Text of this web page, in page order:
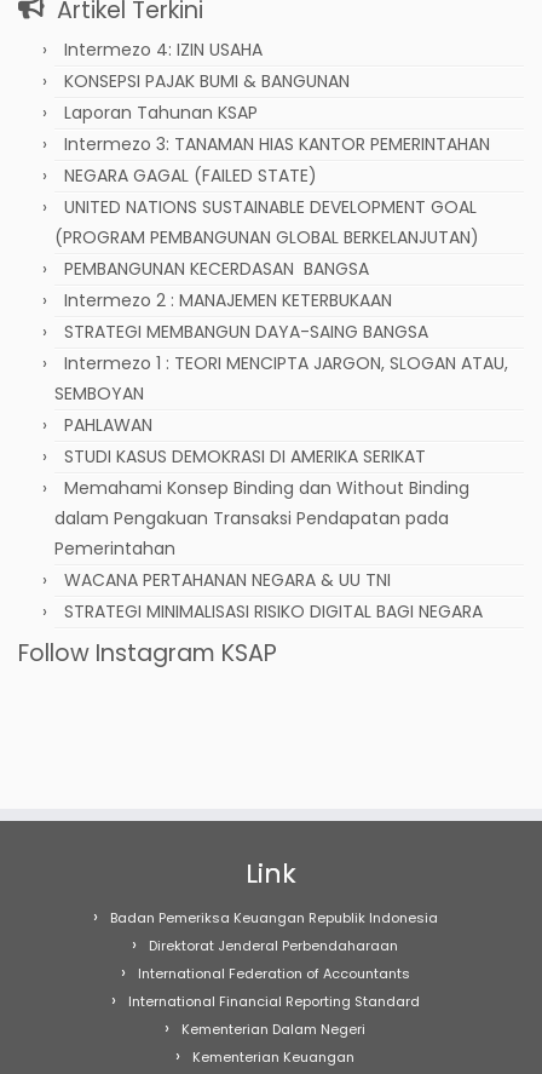
Artikel Terkini
Intermezo 4: IZIN USAHA
KONSEPSI PAJAK BUMI & BANGUNAN
Laporan Tahunan KSAP
Intermezo 3: TANAMAN HIAS KANTOR PEMERINTAHAN
NEGARA GAGAL (FAILED STATE)
UNITED NATIONS SUSTAINABLE DEVELOPMENT GOAL
(PROGRAM PEMBANGUNAN GLOBAL BERKELANJUTAN)
PEMBANGUNAN KECERDASAN BANGSA
Intermezo 2 : MANAJEMEN KETERBUKAAN
STRATEGI MEMBANGUN DAYA-SAING BANGSA
Intermezo 1 : TEORI MENCIPTA JARGON, SLOGAN ATAU,
SEMBOYAN
PAHLAWAN
STUDI KASUS DEMOKRASI DI AMERIKA SERIKAT
Memahami Konsep Binding dan Without Binding
dalam Pengakuan Transaksi Pendapatan pada
Pemerintahan
WACANA PERTAHANAN NEGARA & UU TNI
STRATEGI MINIMALISASI RISIKO DIGITAL BAGI NEGARA
Follow Instagram KSAP
Link
Badan Pemeriksa Keuangan Republik Indonesia
Direktorat Jenderal Perbendaharaan
International Federation of Accountants
International Financial Reporting Standard
Kementerian Dalam Negeri
Kementerian Keuangan